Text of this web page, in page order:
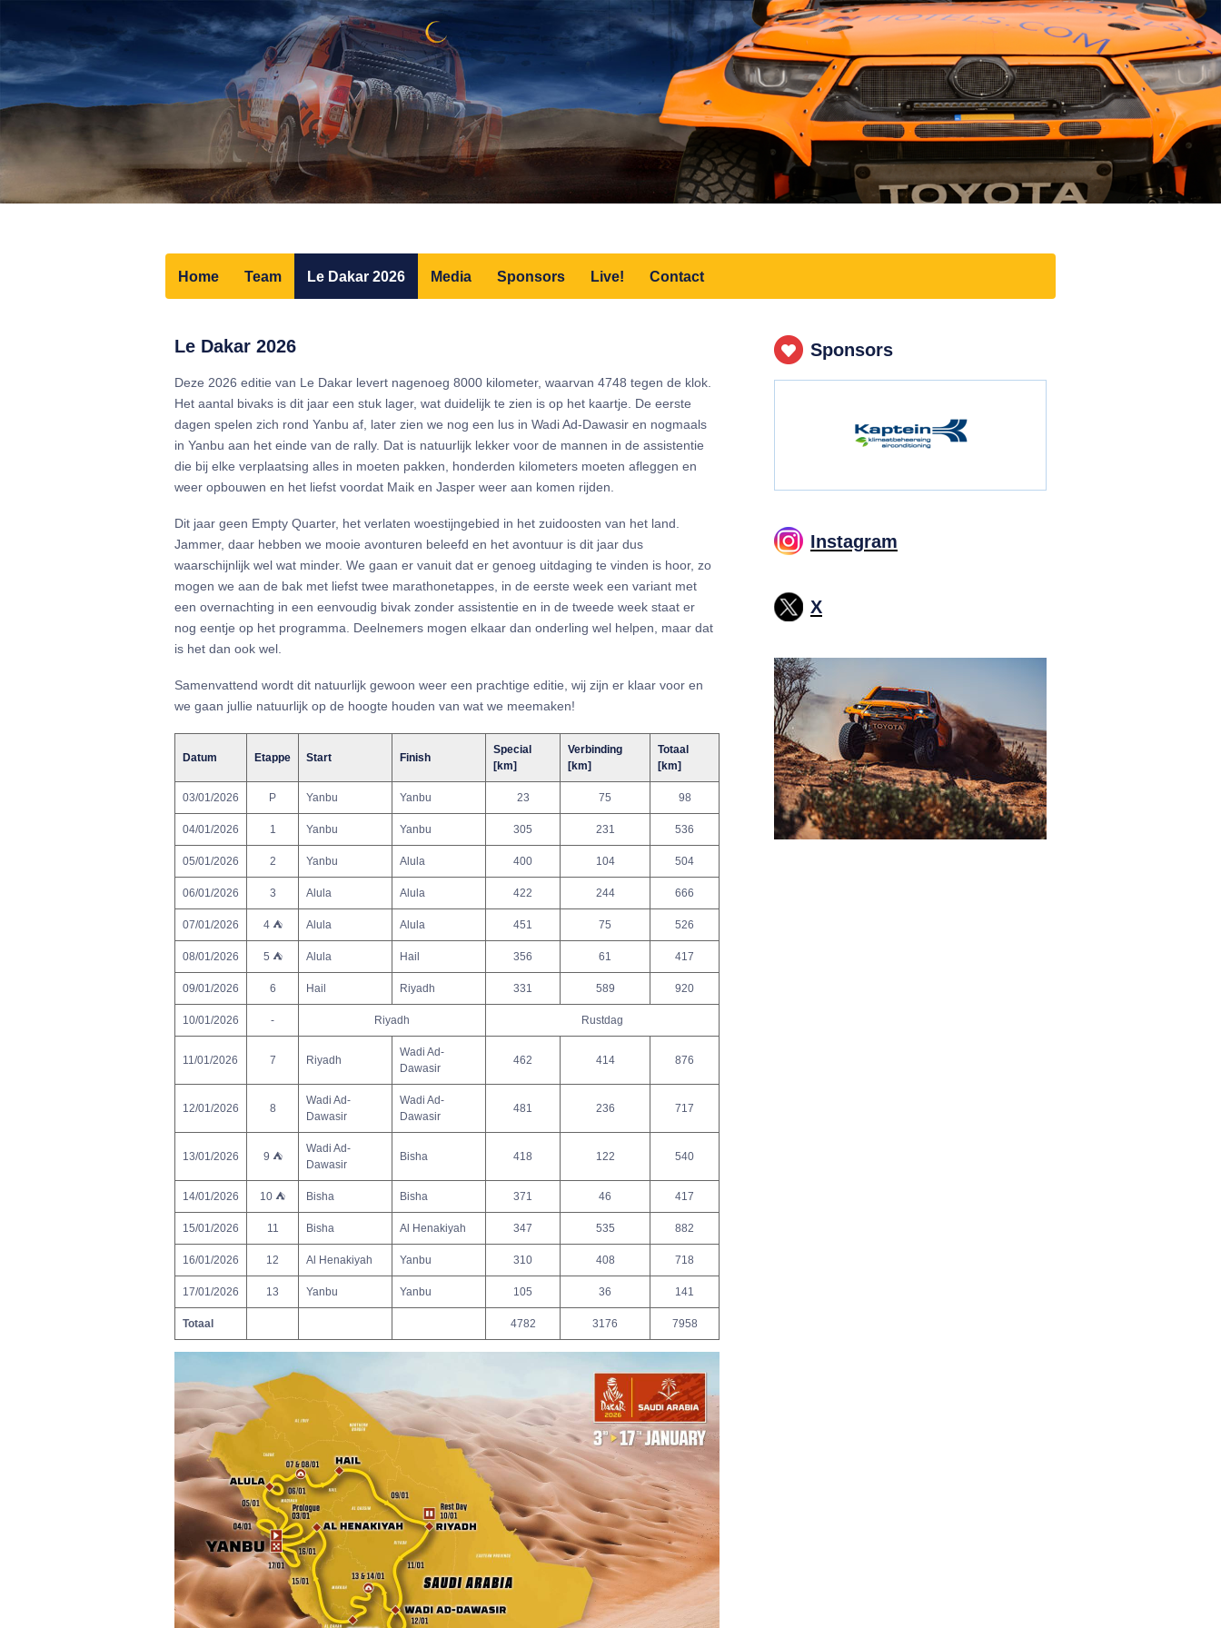
Home Team Le Dakar 2026 Media Sponsors Live! Contact
Le Dakar 2026
Deze 2026 editie van Le Dakar levert nagenoeg 8000 kilometer, waarvan 4748 tegen de klok.
Het aantal bivaks is dit jaar een stuk lager, wat duidelijk te zien is op het kaartje. De eerste
dagen spelen zich rond Yanbu af, later zien we nog een lus in Wadi Ad-Dawasir en nogmaals
in Yanbu aan het einde van de rally. Dat is natuurlijk lekker voor de mannen in de assistentie
die bij elke verplaatsing alles in moeten pakken, honderden kilometers moeten afleggen en
weer opbouwen en het liefst voordat Maik en Jasper weer aan komen rijden.
Dit jaar geen Empty Quarter, het verlaten woestijngebied in het zuidoosten van het land.
Jammer, daar hebben we mooie avonturen beleefd en het avontuur is dit jaar dus
waarschijnlijk wel wat minder. We gaan er vanuit dat er genoeg uitdaging te vinden is hoor, zo
mogen we aan de bak met liefst twee marathonetappes, in de eerste week een variant met
een overnachting in een eenvoudig bivak zonder assistentie en in de tweede week staat er
nog eentje op het programma. Deelnemers mogen elkaar dan onderling wel helpen, maar dat
is het dan ook wel.
Samenvattend wordt dit natuurlijk gewoon weer een prachtige editie, wij zijn er klaar voor en
we gaan jullie natuurlijk op de hoogte houden van wat we meemaken!
Datum Etappe Start Finish
Special
[km]
Verbinding
[km]
Totaal
[km]
03/01/2026 P Yanbu Yanbu 23 75 98
04/01/2026 1 Yanbu Yanbu 305 231 536
05/01/2026 2 Yanbu Alula 400 104 504
06/01/2026 3 Alula Alula 422 244 666
07/01/2026 4 ⛺ Alula Alula 451 75 526
08/01/2026 5 ⛺ Alula Hail 356 61 417
09/01/2026 6 Hail Riyadh 331 589 920
10/01/2026 - Riyadh Rustdag
11/01/2026 7 Riyadh
Wadi Ad-
Dawasir
462 414 876
12/01/2026 8
Wadi Ad-
Dawasir
Wadi Ad-
Dawasir
481 236 717
13/01/2026 9 ⛺
Wadi Ad-
Dawasir
Bisha 418 122 540
14/01/2026 10 ⛺ Bisha Bisha 371 46 417
15/01/2026 11 Bisha Al Henakiyah 347 535 882
16/01/2026 12 Al Henakiyah Yanbu 310 408 718
17/01/2026 13 Yanbu Yanbu 105 36 141
Totaal 4782 3176 7958
Sponsors
Instagram
X